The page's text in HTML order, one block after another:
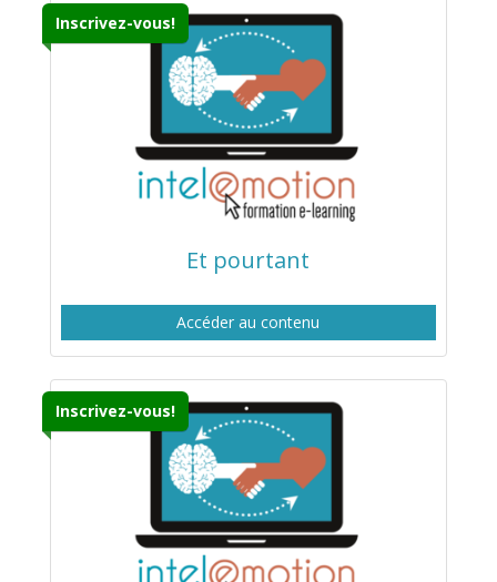
Inscrivez-vous!
Et pourtant
Accéder au contenu
Inscrivez-vous!